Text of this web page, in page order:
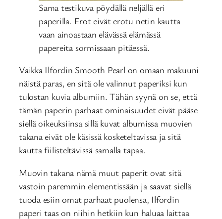
Sama testikuva pöydällä neljällä eri
paperilla. Erot eivät erotu netin kautta
vaan ainoastaan elävässä elämässä
papereita sormissaan pitäessä.
Vaikka Ilfordin Smooth Pearl on omaan makuuni
näistä paras, en sitä ole valinnut paperiksi kun
tulostan kuvia albumiin. Tähän syynä on se, että
tämän paperin parhaat ominaisuudet eivät pääse
siellä oikeuksiinsa sillä kuvat albumissa muovien
takana eivät ole käsissä kosketeltavissa ja sitä
kautta fiilisteltävissä samalla tapaa.
Muovin takana nämä muut paperit ovat sitä
vastoin paremmin elementissään ja saavat siellä
tuoda esiin omat parhaat puolensa, Ilfordin
paperi taas on niihin hetkiin kun haluaa laittaa